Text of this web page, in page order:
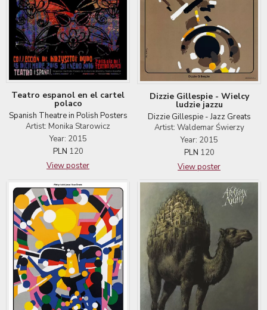
Teatro espanol en el cartel
polaco
Spanish Theatre in Polish Posters
Artist: Monika Starowicz
Year: 2015
PLN 120
View poster
Dizzie Gillespie - Wielcy
ludzie jazzu
Dizzie Gillespie - Jazz Greats
Artist: Waldemar Świerzy
Year: 2015
PLN 120
View poster